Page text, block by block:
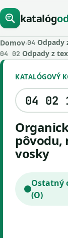
katalóg
Domov›04 Odpady
04 02 Odpady z
KATALÓGOVÝ
04 02
organické látky prírodného
pôvodu,
vosky
Ostatný
(O)